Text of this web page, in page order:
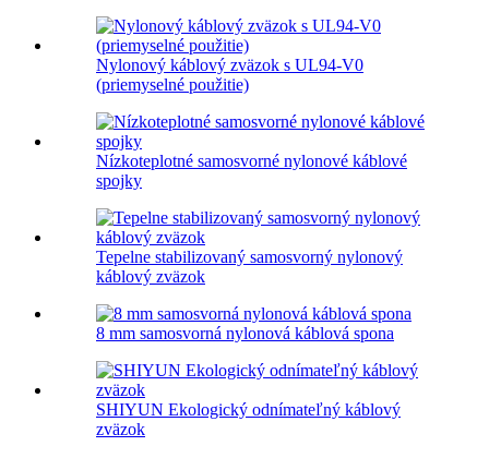
Nylonový káblový zväzok s UL94-V0
(priemyselné použitie)
Nízkoteplotné samosvorné nylonové káblové
spojky
Tepelne stabilizovaný samosvorný nylonový
káblový zväzok
8 mm samosvorná nylonová káblová spona
SHIYUN Ekologický odnímateľný káblový
zväzok